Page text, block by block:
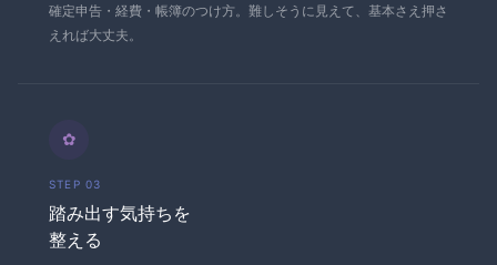
確定申告・経費・帳簿のつけ方。難しそうに見えて、基本さえ押さ
えれば大丈夫。
✿
STEP 03
踏み出す気持ちを
整える